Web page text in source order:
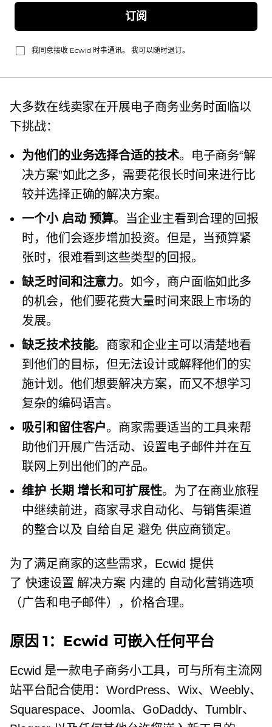
订阅
我同意接收 Ecwid 时事通讯。 我可以随时退订。
大多数在线卖家在开展电子商务业务时面临以
下挑战：
为他们的业务选择合适的技术。电子商务“解
决方案”如此之多，需要花很长时间来进行比
较并选择正确的解决方案。
一个小 启动预算。当企业主看到合理的回报
时，他们会逐步增加投资。但是，当预算紧
张时，很难看到这些类型的回报。
缺乏时间和注意力。如今，商户面临如此多
的机会，他们要花费大量时间来跟上市场的
发展。
缺乏技术技能。商家和企业主可以清楚地看
到他们的目标，但无法设计或解释他们的实
施计划。他们想要解决方案，而又不想学习
复杂的编码语言。
吸引和留住客户。商家需要适当的工具来帮
助他们开展广告活动、设置电子邮件并在互
联网上列出他们的产品。
维护 长期 增长和可扩展性。为了在商业旅程
中继续前进，商家寻求自动化、与销售渠道
的整合以及 自给自足 避免 供应商锁定。
为了满足商家的这些需求，Ecwid 提供
了 快速设置 解决方案 内建的 自动化营销选项
（广告和电子邮件），价格合理。
原因 1：Ecwid 可嵌入任何平台
Ecwid 是一款电子商务小工具，可与所有主流网
站平台配合使用：WordPress、Wix、Weebly、
Squarespace、Joomla、GoDaddy、Tumblr、